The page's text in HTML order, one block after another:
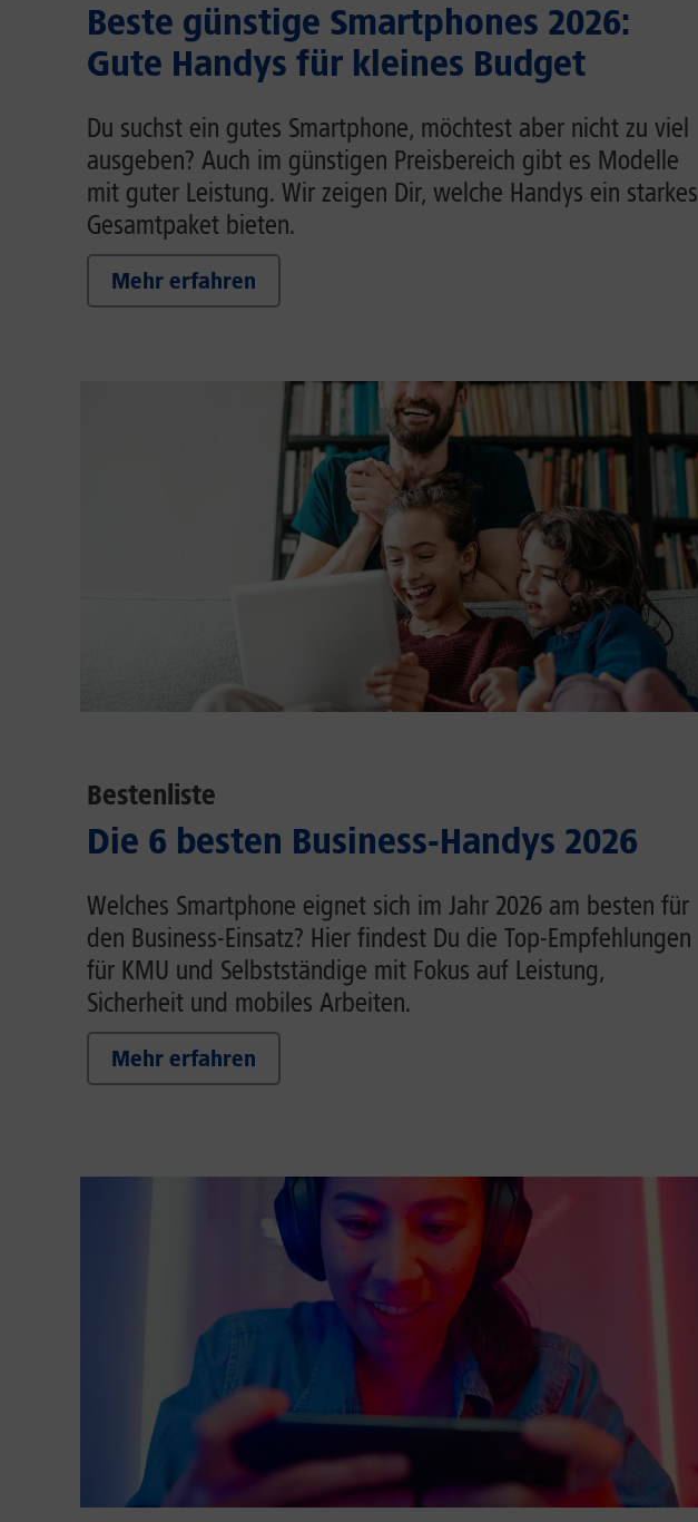
Beste günstige Smartphones 2026:
Gute Handys für kleines Budget
Du suchst ein gutes Smartphone, möchtest aber nicht zu viel
ausgeben? Auch im günstigen Preisbereich gibt es Modelle
mit guter Leistung. Wir zeigen Dir, welche Handys ein starkes
Gesamtpaket bieten.
Mehr erfahren
Bestenliste
Die 6 besten Business-Handys 2026
Welches Smartphone eignet sich im Jahr 2026 am besten für
den Business-Einsatz? Hier findest Du die Top-Empfehlungen
für KMU und Selbstständige mit Fokus auf Leistung,
Sicherheit und mobiles Arbeiten.
Mehr erfahren